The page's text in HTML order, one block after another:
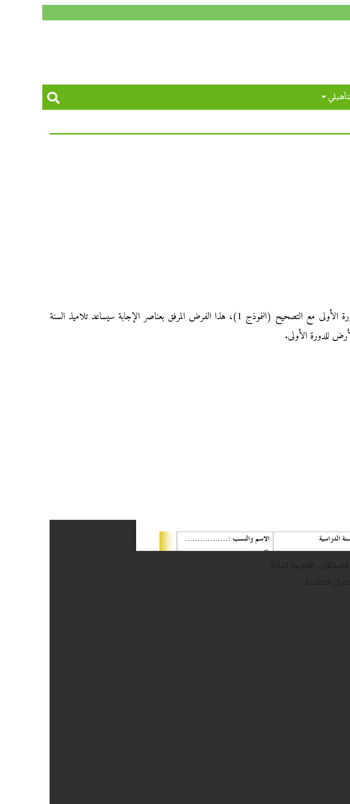
فرض محروس في مادة علوم الحياة والأرض لتلاميذ السنة الثالثة إعدادي الدورة الأولى مع التصحيح (النموذج 1)، هذا الفرض المرفق بعناصر الإجابة سيساعد تلاميذ السنة
للدورة الأولى.